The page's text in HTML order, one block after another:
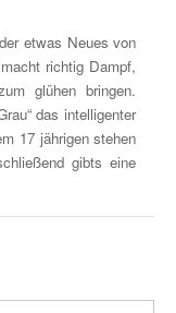
etwas Neues von
richtig Dampf,
glühen bringen.
das intelligenter
17 jährigen stehen
gibts eine